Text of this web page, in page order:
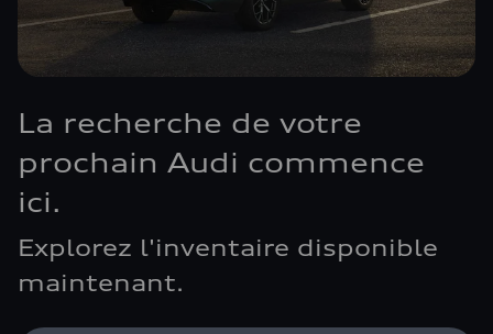
La recherche de votre
prochain Audi commence
ici.
Explorez l'inventaire disponible
maintenant.